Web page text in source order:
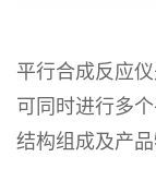
平行合成反应
可同时进行多
结构组成及产品